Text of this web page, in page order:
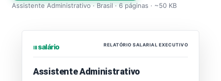
Assistente Administrativo · Brasil · 6 páginas · ~50 KB
⏐⏐⏐ salário RELATÓRIO SALARIAL EXECUTIVO
Assistente Administrativo